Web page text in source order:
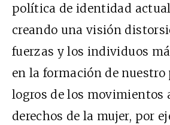
política de identidad
creando una visión
fuerzas y los individuos
en la formación de nuestro
logros de los movimientos
derechos de la mujer, por